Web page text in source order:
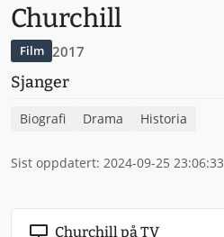
Churchill
Film 2017
Sjanger
Biografi Drama Historia
Sist oppdatert: 2024-09-25 23:06:33
Churchill på TV